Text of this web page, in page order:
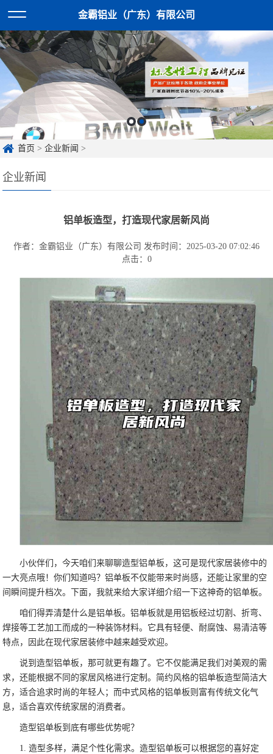
金霸铝业（广东）有限公司
首页 >企业新闻 >
企业新闻
铝单板造型，打造现代家居新风尚
作者：金霸铝业（广东）有限公司 发布时间：2025-03-20 07:02:46
点击： 0
小伙伴们，今天咱们来聊聊造型铝单板，这可是现代家居装修中的
一大亮点哦！你们知道吗？铝单板不仅能带来时尚感，还能让家里的空
间瞬间提升档次。下面，我就来给大家详细介绍一下这神奇的铝单板。
咱们得弄清楚什么是铝单板。铝单板就是用铝板经过切割、折弯、
焊接等工艺加工而成的一种装饰材料。它具有轻便、耐腐蚀、易清洁等
特点，因此在现代家居装修中越来越受欢迎。
说到造型铝单板，那可就更有趣了。它不仅能满足我们对美观的需
求，还能根据不同的家居风格进行定制。简约风格的铝单板造型简洁大
方，适合追求时尚的年轻人；而中式风格的铝单板则富有传统文化气
息，适合喜欢传统家居的消费者。
造型铝单板到底有哪些优势呢？
1. 造型多样，满足个性化需求。造型铝单板可以根据您的喜好定